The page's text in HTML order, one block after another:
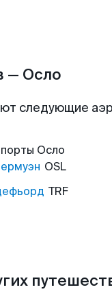
— Осло
следующие
Осло
OSL
TRF